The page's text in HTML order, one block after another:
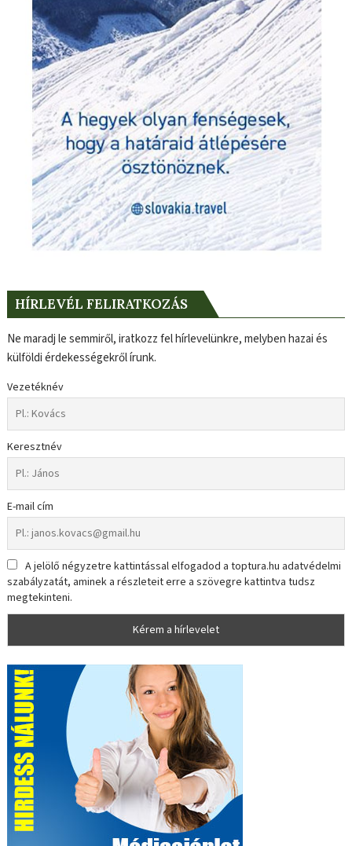
HÍRLEVÉL FELIRATKOZÁS
Ne maradj le semmiről, iratkozz fel hírlevelünkre, melyben hazai és
külföldi érdekességekről írunk.
Vezetéknév
Keresztnév
E-mail cím
A jelölő négyzetre kattintással elfogadod a toptura.hu adatvédelmi
szabályzatát, aminek a részleteit erre a szövegre kattintva tudsz
megtekinteni.